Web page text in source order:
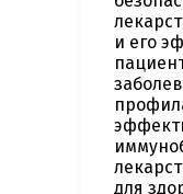
и его
для